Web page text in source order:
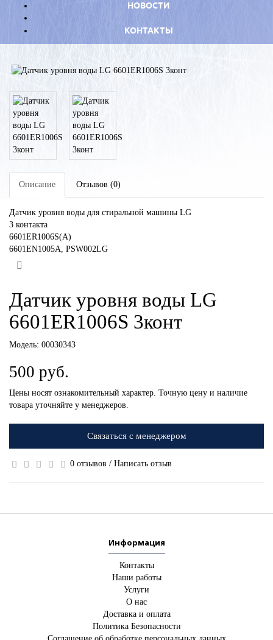
НОВОСТИ
КОНТАКТЫ
Описание Отзывов (0)
Датчик уровня воды для стиральной машины LG
3 контакта
6601ER1006S(A)
6601EN1005A, PSW002LG
Датчик уровня воды LG
6601ER1006S 3конт
Модель: 00030343
500 руб.
Цены носят ознакомительный характер. Точную цену и наличие
товара уточняйте у менеджеров.
Связаться с менеджером
0 отзывов / Написать отзыв
Информация
Контакты
Наши работы
Услуги
О нас
Доставка и оплата
Политика Безопасности